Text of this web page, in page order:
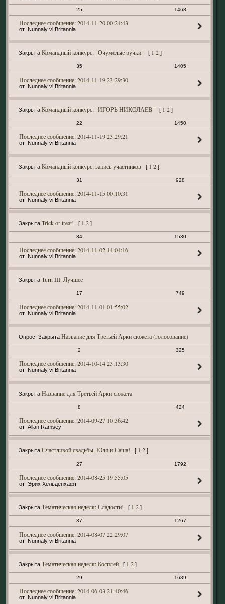
25 1468
2014-11-20 00:24:43
Nunnaly vi Britannia
Закрыта Командный конкурс: "Очумелые ручки" [ 1 2 ]
35 1405
2014-11-19 23:29:30
Nunnaly vi Britannia
Закрыта Командный конкурс: "ИГОРЬ НИКОЛАЕВ" [ 1 2 ]
22 1450
2014-11-19 23:29:21
Nunnaly vi Britannia
Закрыта Командный конкурс: запись участников [ 1 2 ]
31 928
2014-11-15 00:10:31
Nunnaly vi Britannia
Закрыта Trick or treat! [ 1 2 ]
34 1530
2014-11-02 14:04:16
Nunnaly vi Britannia
Закрыта Turn III. Лучшее
17 749
2014-11-01 01:55:02
Nunnaly vi Britannia
Опрос: Закрыта Название для Третьей Арки сюжета (голосование)
2 325
2014-10-14 23:13:30
Nunnaly vi Britannia
Закрыта Название для Третьей Арки сюжета
8 424
2014-09-27 10:36:42
Allan Ramsey
Закрыта Счастливой свадьбы, Юля и Саша! [ 1 2 ]
27 1792
2014-08-25 19:55:05
Эрих Хельденхафт
Закрыта Тематическая неделя: Сладости! [ 1 2 ]
37 1267
2014-08-07 22:29:07
Nunnaly vi Britannia
Закрыта Тематическая неделя: Косплей [ 1 2 ]
29 1639
2014-06-03 21:40:46
Nunnaly vi Britannia